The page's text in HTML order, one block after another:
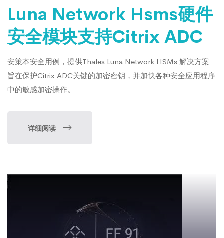
Luna Network Hsms硬件
安全模块支持Citrix ADC
安策本安全用例，提供Thales Luna Network HSMs 解决方案
旨在保护Citrix ADC关键的加密密钥，并加快各种安全应用程序
中的敏感加密操作。
详细阅读